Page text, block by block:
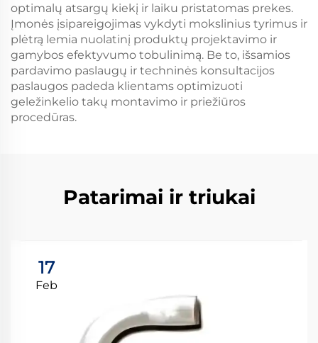
optimalų atsargų kiekį ir laiku pristatomas prekes.
Įmonės įsipareigojimas vykdyti mokslinius tyrimus ir
plėtrą lemia nuolatinį produktų projektavimo ir
gamybos efektyvumo tobulinimą. Be to, išsamios
pardavimo paslaugų ir techninės konsultacijos
paslaugos padeda klientams optimizuoti
geležinkelio takų montavimo ir priežiūros
procedūras.
Patarimai ir triukai
17
Feb